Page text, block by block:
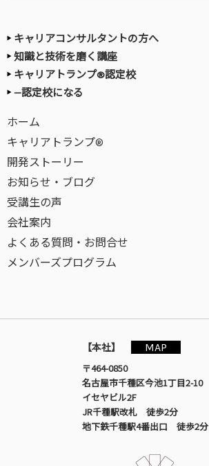
キャリアコンサルタントの方へ
知識と技術を磨く講座
キャリアトランプ®認定校
—認定校になる
ホーム
キャリアトランプ®
開発ストーリー
お知らせ・ブログ
受講生の声
会社案内
よくある質問・お問合せ
メンバーズプログラム
【本社】
MAP
〒464-0850
名古屋市千種区今池1丁目2-10
イセヤビル2F
JR千種駅改札 徒歩2分
地下鉄千種駅4番出口 徒歩2分